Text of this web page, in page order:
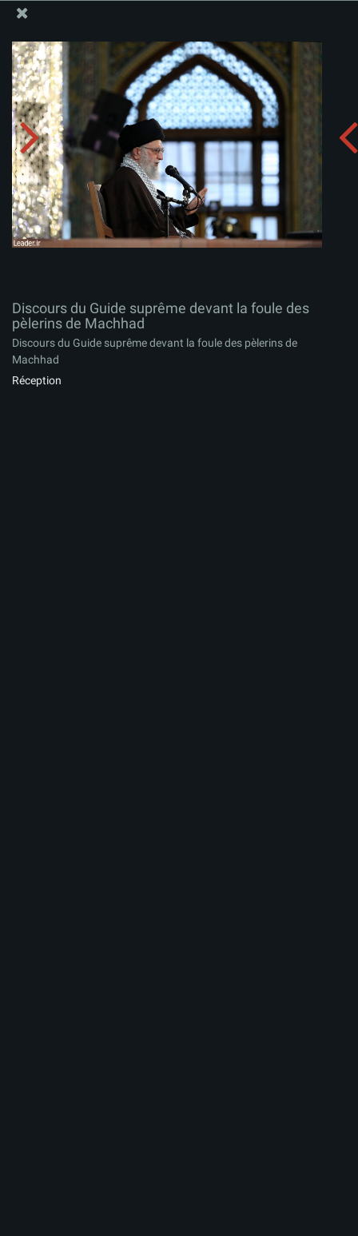
Discours du Guide suprême devant la foule des
pèlerins de Machhad
Télécharger l'album:
Discours du Guide suprême devant la foule des
pèlerins de Machhad
Discours du Guide suprême devant la foule des pèlerins de
Machhad
Réception